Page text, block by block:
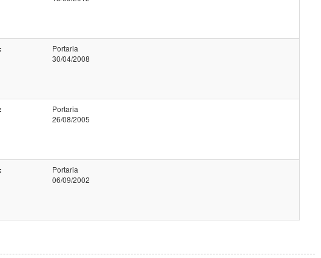
Portaria
30/04/2008
Portaria
26/08/2005
Portaria
06/09/2002